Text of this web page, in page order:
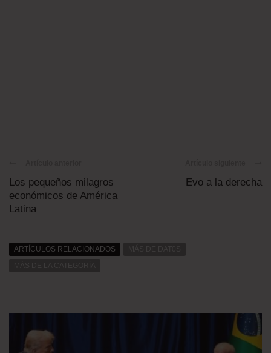
Los pequeños milagros
económicos de América
Latina
Evo a la derecha
ARTÍCULOS RELACIONADOS